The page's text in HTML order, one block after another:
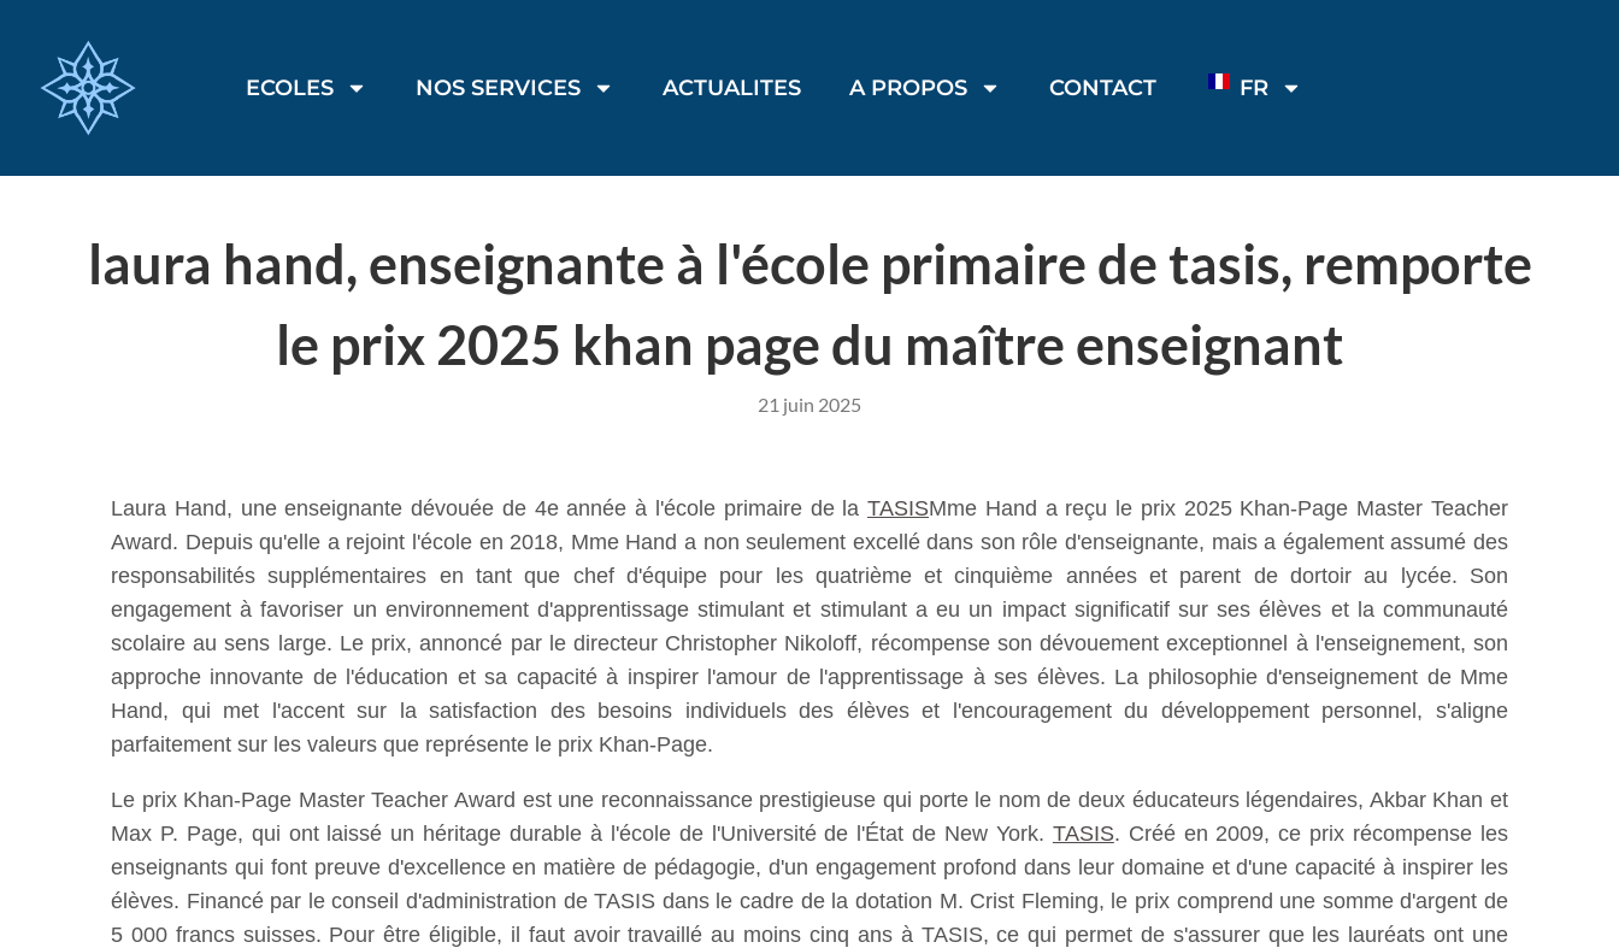
ECOLES NOS SERVICES ACTUALITES A PROPOS CONTACT FR
laura hand, enseignante à l'école primaire de tasis, remporte
le prix 2025 khan page du maître enseignant
21 juin 2025
Laura Hand, une enseignante dévouée de 4e année à l'école primaire de laTASISMme Hand a reçu le prix 2025 Khan-Page Master Teacher
Award. Depuis qu'elle a rejoint l'école en 2018, Mme Hand a non seulement excellé dans son rôle d'enseignante, mais a également assumé des
responsabilités supplémentaires en tant que chef d'équipe pour les quatrième et cinquième années et parent de dortoir au lycée. Son
engagement à favoriser un environnement d'apprentissage stimulant et stimulant a eu un impact significatif sur ses élèves et la communauté
scolaire au sens large. Le prix, annoncé par le directeur Christopher Nikoloff, récompense son dévouement exceptionnel à l'enseignement, son
approche innovante de l'éducation et sa capacité à inspirer l'amour de l'apprentissage à ses élèves. La philosophie d'enseignement de Mme
Hand, qui met l'accent sur la satisfaction des besoins individuels des élèves et l'encouragement du développement personnel, s'aligne
parfaitement sur les valeurs que représente le prix Khan-Page.
Le prix Khan-Page Master Teacher Award est une reconnaissance prestigieuse qui porte le nom de deux éducateurs légendaires, Akbar Khan et
Max P. Page, qui ont laissé un héritage durable à l'école de l'Université de l'État de New York. TASIS. Créé en 2009, ce prix récompense les
enseignants qui font preuve d'excellence en matière de pédagogie, d'un engagement profond dans leur domaine et d'une capacité à inspirer les
élèves. Financé par le conseil d'administration de TASIS dans le cadre de la dotation M. Crist Fleming, le prix comprend une somme d'argent de
5 000 francs suisses. Pour être éligible, il faut avoir travaillé au moins cinq ans à TASIS, ce qui permet de s'assurer que les lauréats ont une